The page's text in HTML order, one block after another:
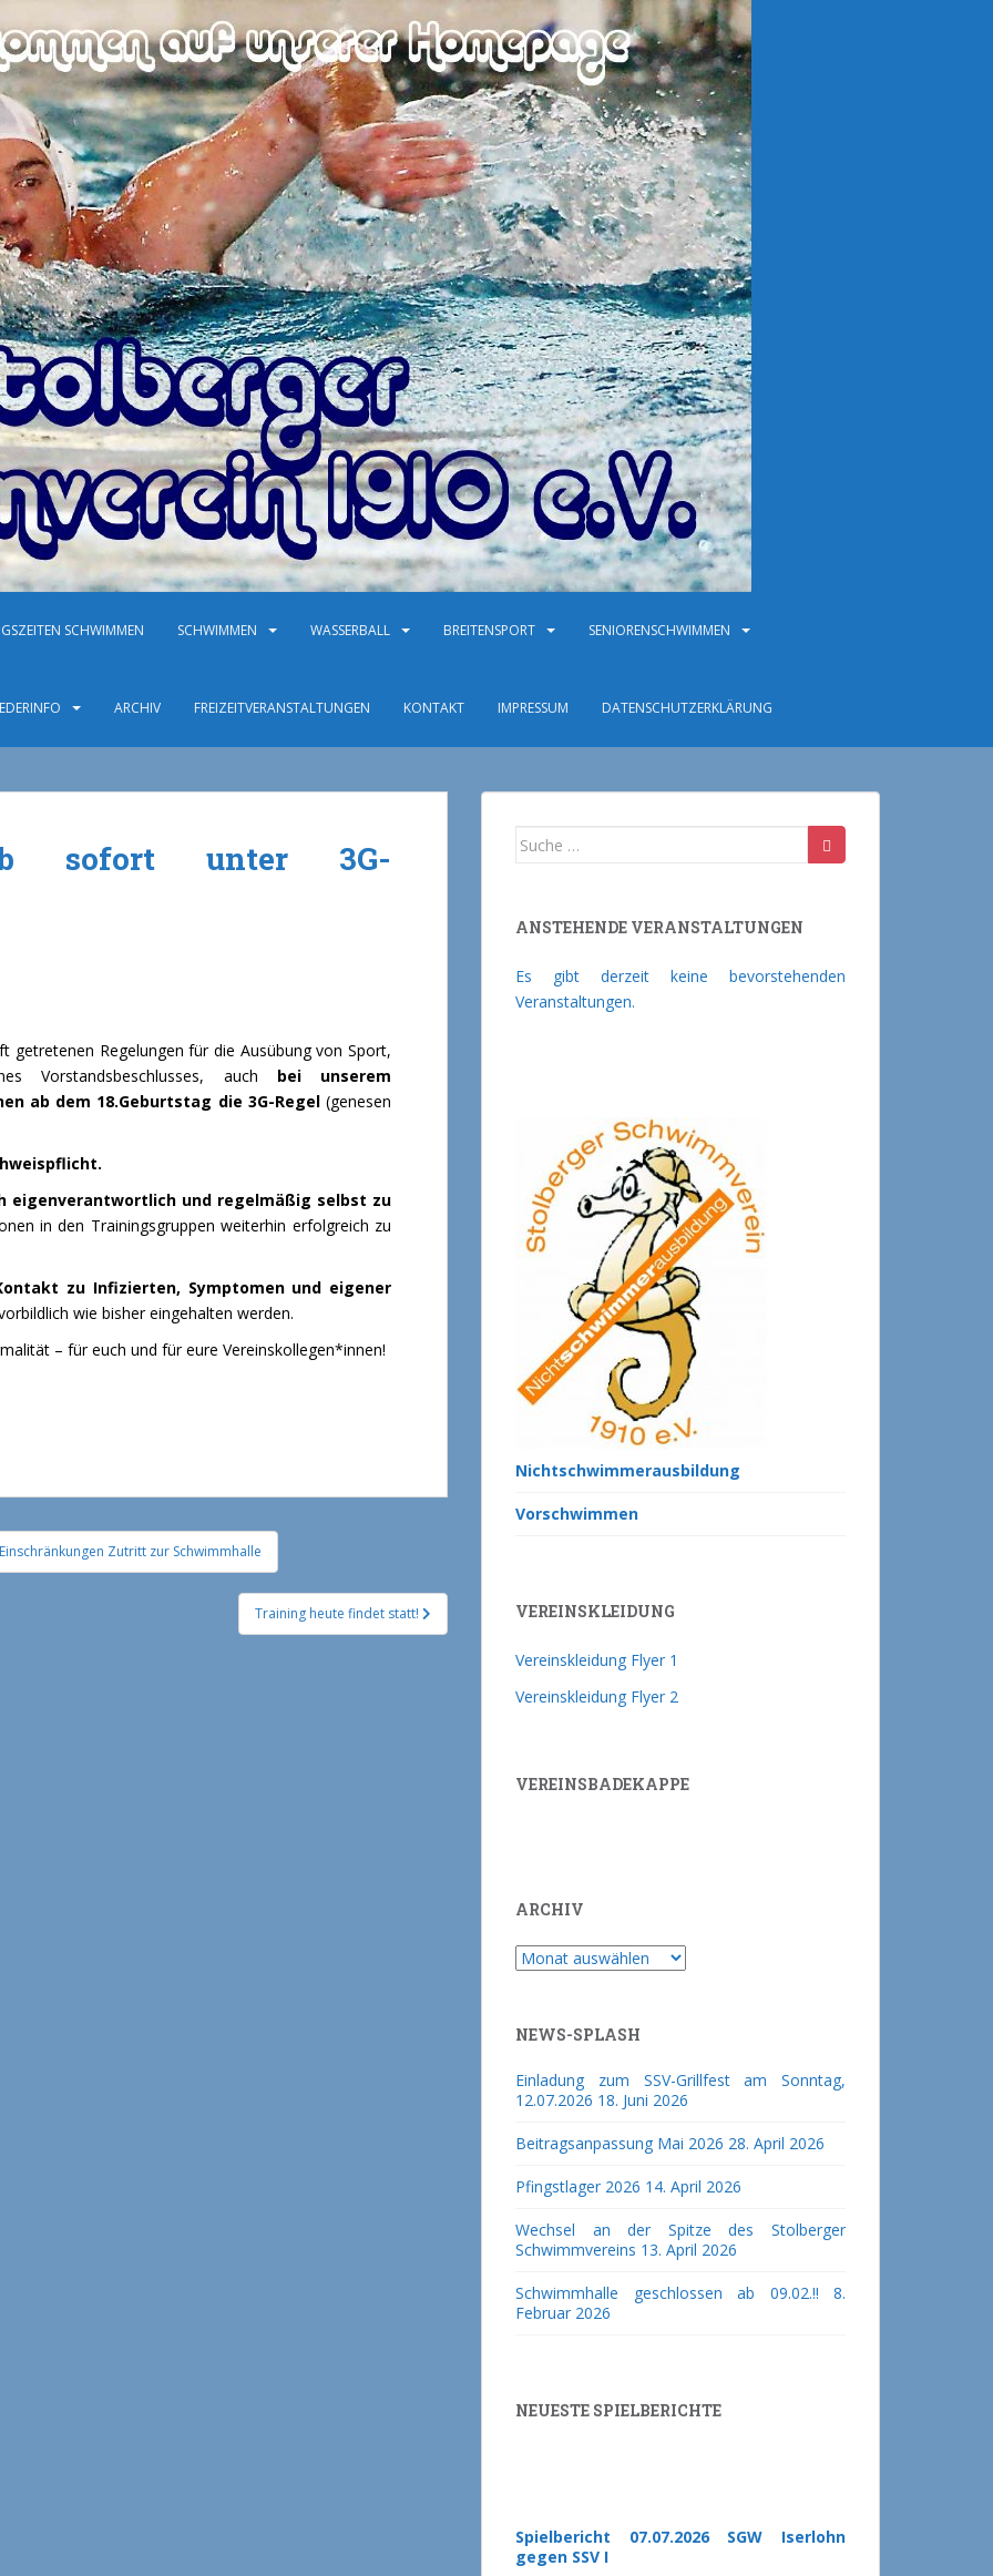
SCHWIMMEN SCHWIMMEN WASSERBALL BREITENSPORT SENIORENSCHWIMMEN
ARCHIV FREIZEITVERANSTALTUNGEN KONTAKT IMPRESSUM DATENSCHUTZERKLÄRUNG
sofort unter 3G-
getretenen Regelungen für die Ausübung von Sport,
Vorstandsbeschlusses, auch bei unserem
ab dem 18.Geburtstag die 3G-Regel(genesen
eigenverantwortlich und regelmäßig selbst zu
in den Trainingsgruppen weiterhin erfolgreich zu
zu Infizierten, Symptomen und eigener
wie bisher eingehalten werden.
– für euch und für eure Vereinskollegen*innen!
Zutritt zur Schwimmhalle
Training heute findet statt!
Suche nach:
ANSTEHENDE VERANSTALTUNGEN
Es gibt derzeit keine bevorstehenden
Veranstaltungen.
Nichtschwimmerausbildung
Vorschwimmen
VEREINSKLEIDUNG
Vereinskleidung Flyer 1
Vereinskleidung Flyer 2
VEREINSBADEKAPPE
ARCHIV
Archiv
NEWS-SPLASH
Einladung zum SSV-Grillfest am Sonntag,
12.07.2026 18. Juni 2026
Beitragsanpassung Mai 2026 28. April 2026
Pfingstlager 2026 14. April 2026
Wechsel an der Spitze des Stolberger
Schwimmvereins 13. April 2026
Schwimmhalle geschlossen ab 09.02.!!
8.
Februar 2026
NEUESTE SPIELBERICHTE
Spielbericht 07.07.2026 SGW Iserlohn
gegen SSV I